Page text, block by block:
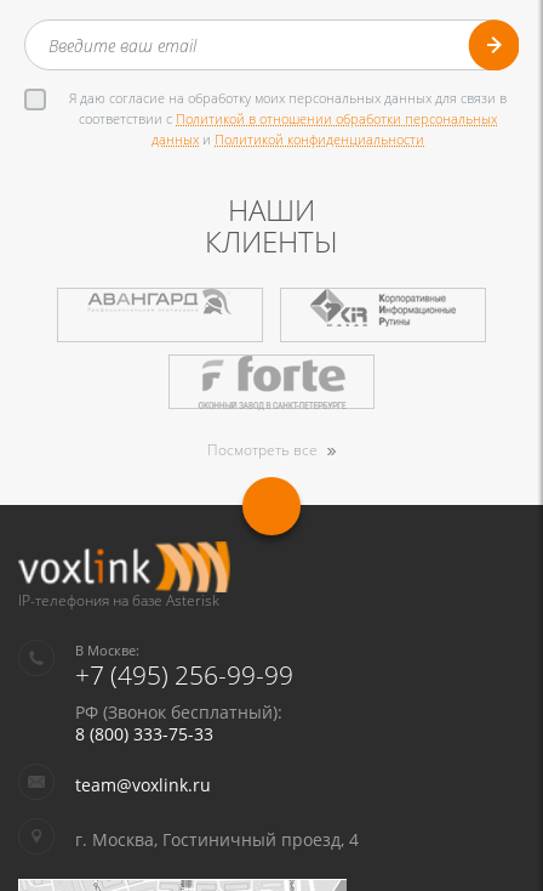
Я даю согласие на обработку моих персональных данных для связи в
соответствии с Политикой в отношении обработки персональных
данных и Политикой конфиденциальности
НАШИ
КЛИЕНТЫ
Посмотреть все
IP-телефония на базе Asterisk
В Москве:
+7 (495) 256-99-99
РФ (Звонок бесплатный):
8 (800) 333-75-33
team@voxlink.ru
г. Москва, Гостиничный проезд, 4